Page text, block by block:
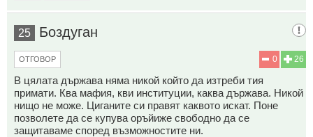
25 Боздуган
26
0
ОТГОВОР
В цялата държава няма никой който да изтреби тия
примати. Ква мафия, кви институции, каква държава. Никой
нищо не може. Циганите си правят каквото искат. Поне
позволете да се купува оръйиже свободно да се
защитаваме според възможностите ни.